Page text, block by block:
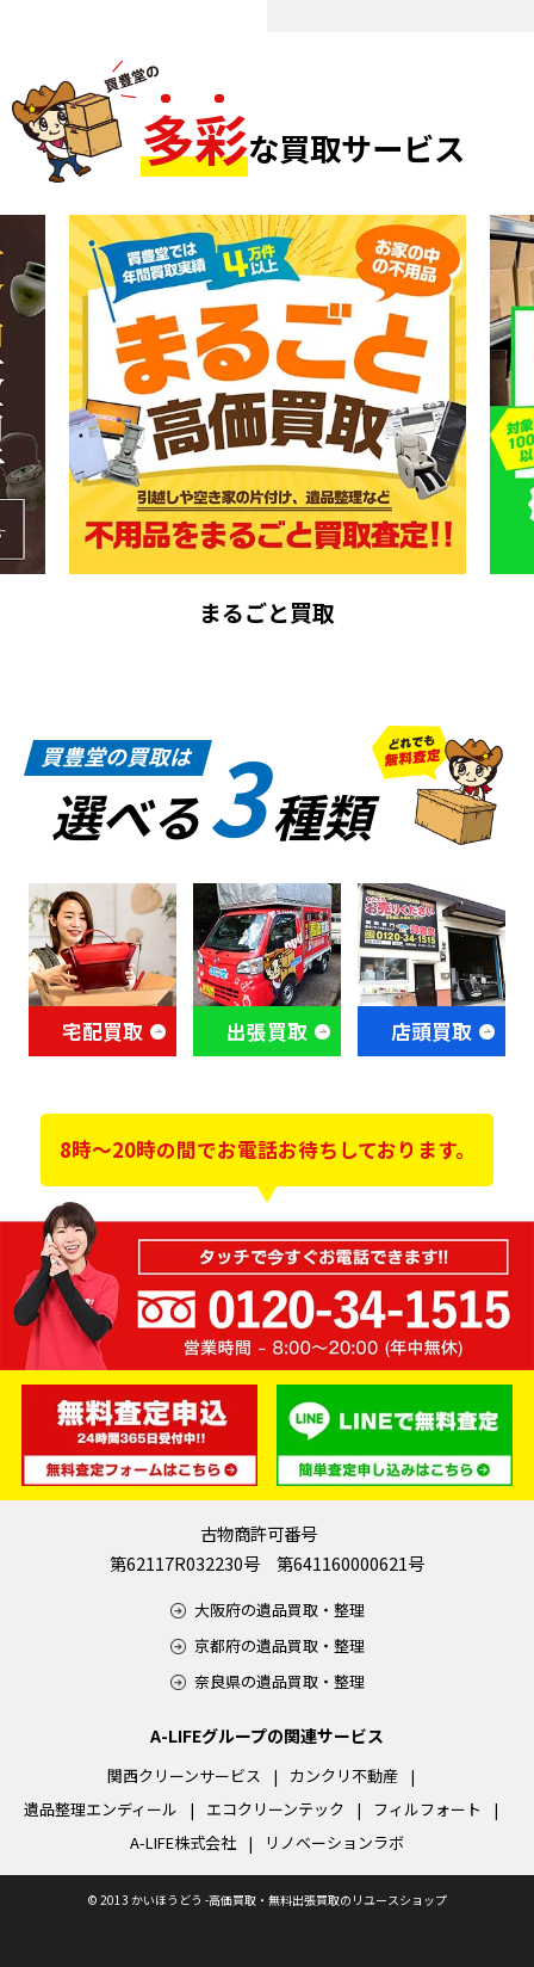
多彩な買取サービス
まるごと買取
買豊堂の買取は
選べる3種類
宅配買取 出張買取 店頭買取
8時～20時の間でお電話お待ちしております。
古物商許可番号
第62117R032230号 第641160000621号
大阪府の遺品買取・整理
京都府の遺品買取・整理
奈良県の遺品買取・整理
A-LIFEグループの関連サービス
関西クリーンサービス
カンクリ不動産
遺品整理エンディール
エコクリーンテック
フィルフォート
A-LIFE株式会社
リノベーションラボ
© 2013 かいほうどう -高価買取・無料出張買取のリユースショップ